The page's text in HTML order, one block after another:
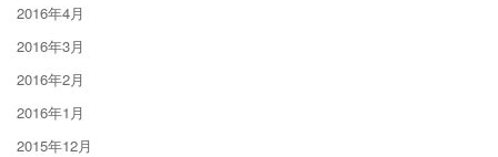
2016年4月
2016年3月
2016年2月
2016年1月
2015年12月